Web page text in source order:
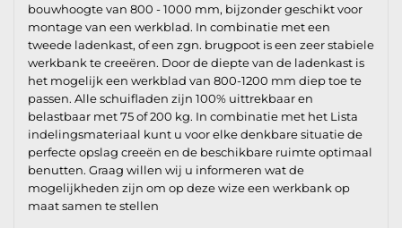
bouwhoogte van 800 - 1000 mm, bijzonder geschikt voor
montage van een werkblad. In combinatie met een
tweede ladenkast, of een zgn. brugpoot is een zeer stabiele
werkbank te creeëren. Door de diepte van de ladenkast is
het mogelijk een werkblad van 800-1200 mm diep toe te
passen. Alle schuifladen zijn 100% uittrekbaar en
belastbaar met 75 of 200 kg. In combinatie met het Lista
indelingsmateriaal kunt u voor elke denkbare situatie de
perfecte opslag creeën en de beschikbare ruimte optimaal
benutten. Graag willen wij u informeren wat de
mogelijkheden zijn om op deze wize een werkbank op
maat samen te stellen